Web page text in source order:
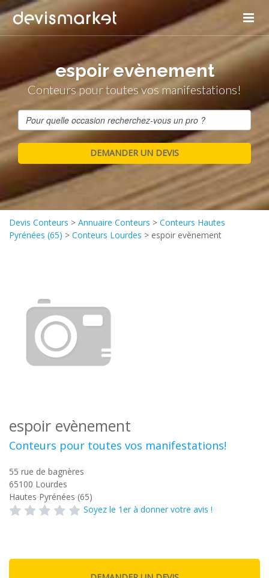
espoir evènement
Conteurs pour toutes vos manifestations!
Devis Conteurs > Annuaire Conteurs > Conteurs Hautes
Pyrénées (65) > Conteurs Lourdes > espoir evènement
espoir evènement
Conteurs pour toutes vos manifestations!
55 rue de bagnères
65100 Lourdes
Hautes Pyrénées (65)
Soyez le 1er à donner votre avis !